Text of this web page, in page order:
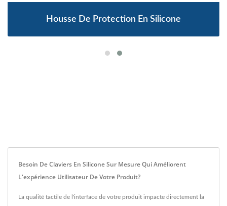
Housse De Protection En Silicone
Besoin De Claviers En Silicone Sur Mesure Qui Améliorent
L'expérience Utilisateur De Votre Produit?
La qualité tactile de l'interface de votre produit impacte directement la